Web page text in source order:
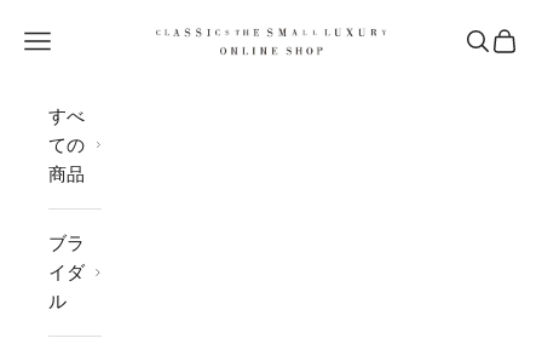
CLASSICS the Small Luxury
メニューを開く 検索を開
カー
すべ
ての
商品
ブラ
イダ
ル